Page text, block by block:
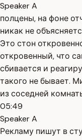
Speaker A
полцены, на фоне
никак не
Это стон
откровенный, что
сбивается и
такого не бывает.
из соседней
05:49
Speaker A
Рекламу пишут в